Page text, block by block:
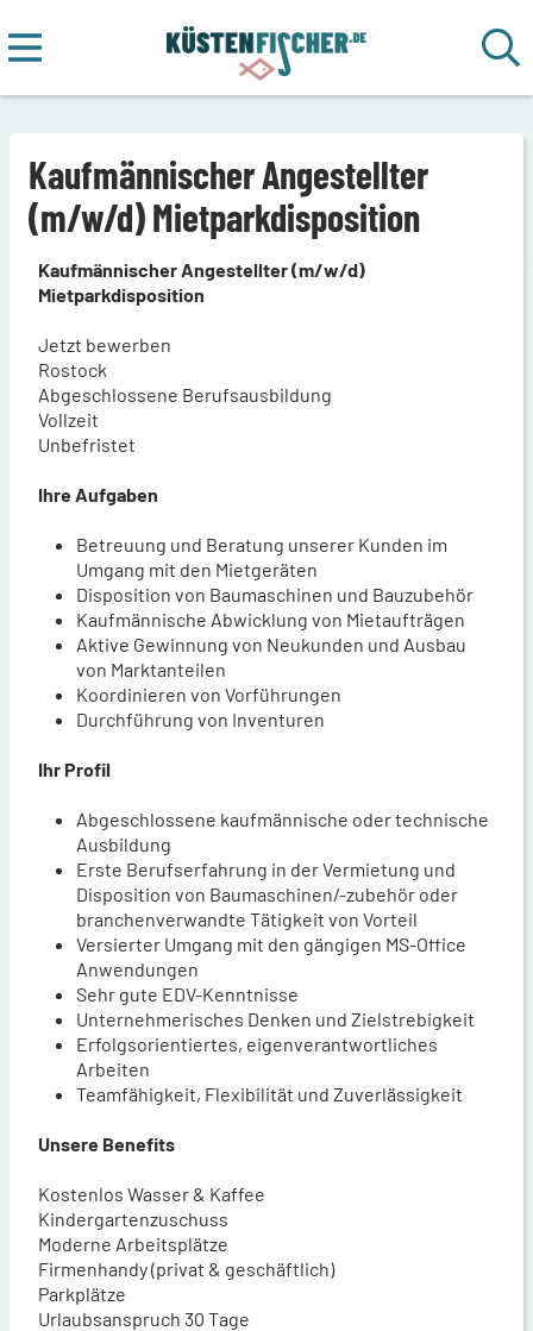
Kaufmännischer Angestellter
(m/w/d) Mietparkdisposition
Kaufmännischer Angestellter (m/w/d)
Mietparkdisposition
Jetzt bewerben
Rostock
Abgeschlossene Berufsausbildung
Vollzeit
Unbefristet
Ihre Aufgaben
Betreuung und Beratung unserer Kunden im
Umgang mit den Mietgeräten
Disposition von Baumaschinen und Bauzubehör
Kaufmännische Abwicklung von Mietaufträgen
Aktive Gewinnung von Neukunden und Ausbau
von Marktanteilen
Koordinieren von Vorführungen
Durchführung von Inventuren
Ihr Profil
Abgeschlossene kaufmännische oder technische
Ausbildung
Erste Berufserfahrung in der Vermietung und
Disposition von Baumaschinen/-zubehör oder
branchenverwandte Tätigkeit von Vorteil
Versierter Umgang mit den gängigen MS-Office
Anwendungen
Sehr gute EDV-Kenntnisse
Unternehmerisches Denken und Zielstrebigkeit
Erfolgsorientiertes, eigenverantwortliches
Arbeiten
Teamfähigkeit, Flexibilität und Zuverlässigkeit
Unsere Benefits
Kostenlos Wasser & Kaffee
Kindergartenzuschuss
Moderne Arbeitsplätze
Firmenhandy (privat & geschäftlich)
Parkplätze
Urlaubsanspruch 30 Tage